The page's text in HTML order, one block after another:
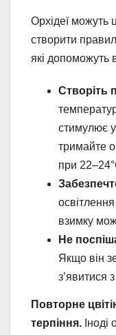
Орхідеї можуть
створити
які допоможуть
Створіть
стимулює
тримайте
при
взимку
Не
Якщо він
з’явитися
Повторне
терпіння. Іноді